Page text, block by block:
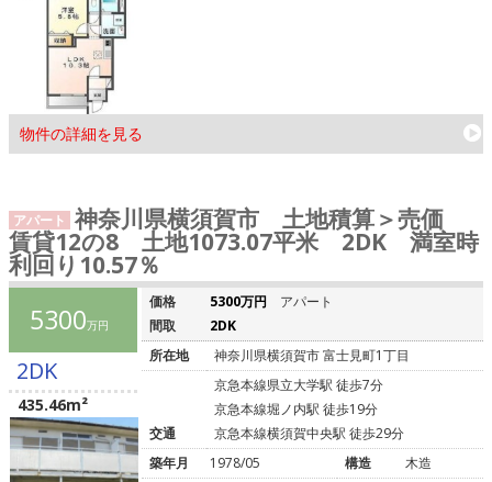
物件の詳細を見る
アパート 神奈川県横須賀市 土地積算＞売価
賃貸12の8 土地1073.07平米 2DK 満室時
利回り10.57％
5300万円
2DK
435.46m²
価格 5300万円
アパート
間取
2DK
所在地
神奈川県横須賀市 富士見町1丁目
交通
京急本線県立大学駅 徒歩7分
京急本線堀ノ内駅 徒歩19分
京急本線横須賀中央駅 徒歩29分
築年月
1978/05 構造
木造